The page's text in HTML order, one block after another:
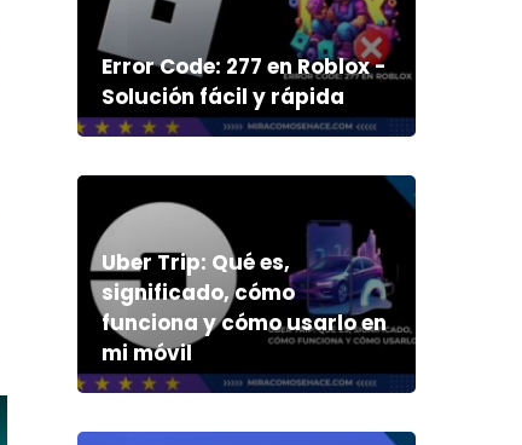
Error Code: 277 en Roblox -
Solución fácil y rápida
Uber Trip: Qué es,
significado, cómo
funciona y cómo usarlo en
mi móvil